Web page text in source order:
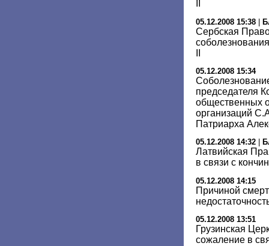
05.12.2008 15:38 |
Сербская
05.12.2008 15:34
председателя
общественных
организаций
Патриарха
05.12.2008 14:32
Латвийская
в связи с
05.12.2008 14:15
Причиной
05.12.2008 13:51
Грузинская
сожаление в